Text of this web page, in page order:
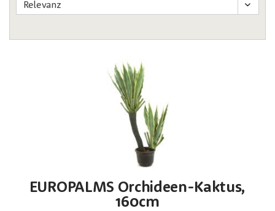
EUROPALMS Orchideen-Kaktus,
160cm